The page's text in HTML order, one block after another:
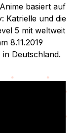
basiert auf
Katrielle und die
5 mit weltweit
8.11.2019
Deutschland.